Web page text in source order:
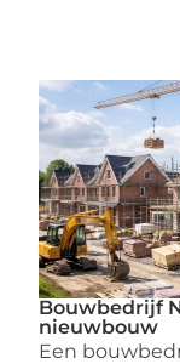
Bouwbedrijf
nieuwbouw
Een